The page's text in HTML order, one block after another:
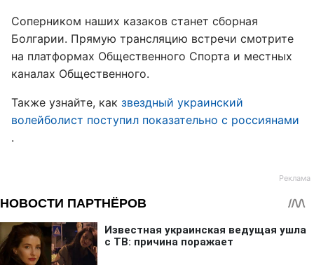
Соперником наших казаков станет сборная
Болгарии. Прямую трансляцию встречи смотрите
на платформах Общественного Спорта и местных
каналах Общественного.
Также узнайте, как звездный украинский
волейболист поступил показательно с россиянами
.